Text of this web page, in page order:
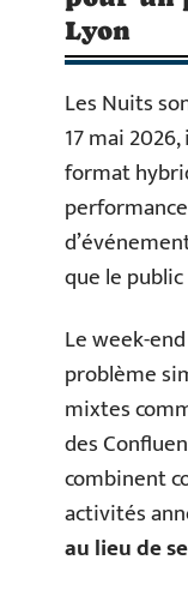
Lyon
Les Nuits
17 mai
format
que le
Le week-
problème
mixtes
des
combinent
activités
au lieu de